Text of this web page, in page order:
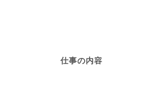
仕事の内容